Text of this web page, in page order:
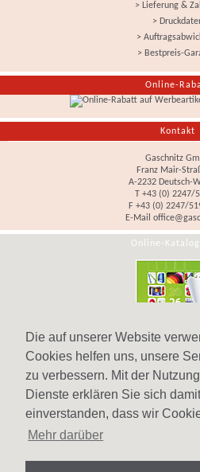
Die auf unserer Website
Cookies helfen uns, unsere
zu verbessern. Mit der
Dienste erklären Sie sich damit
einverstanden, dass wir
Mehr darüber
> Lieferung &
>
>
> Bestpreis-
Online-
Kontakt
Gaschnitz
Franz Mair-
A-2232 Deutsch-
T +43 (0) 2247/
F +43 (0) 2247/
E-Mail
Online-
Hinweis
Werbeartikel